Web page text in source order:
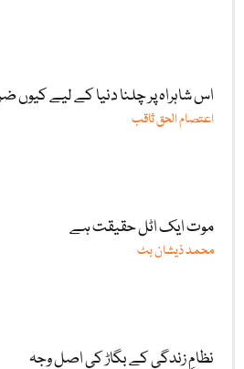
اس شاہراہ پر چلنا دنیا کے لیے کیوں
اعتصام الحق ثاقب
موت ایک اٹل حقیقت ہے
محمد ذیشان بٹ
نظامِ زندگی کے بگاڑ کی اصل وجہ